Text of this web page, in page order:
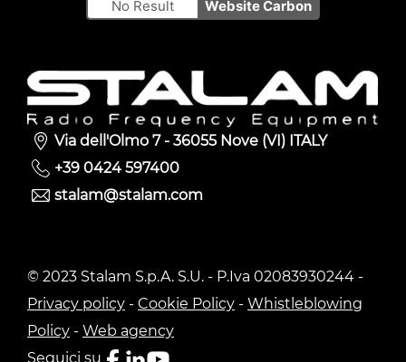
No Result Website Carbon
Via dell'Olmo 7 - 36055 Nove (VI) ITALY
+39 0424 597400
stalam@stalam.com
© 2023 Stalam S.p.A. S.U. - P.Iva 02083930244 -
Privacy policy - Cookie Policy - Whistleblowing
Policy - Web agency
Seguici su